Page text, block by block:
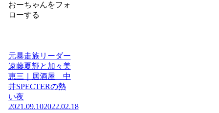
おーちゃんをフォ
ローする
元暴走族リーダー
遠藤夏輝と加々美
恵三｜居酒屋 中
井SPECTERの熱
い夜
2021.09.102022.02.18